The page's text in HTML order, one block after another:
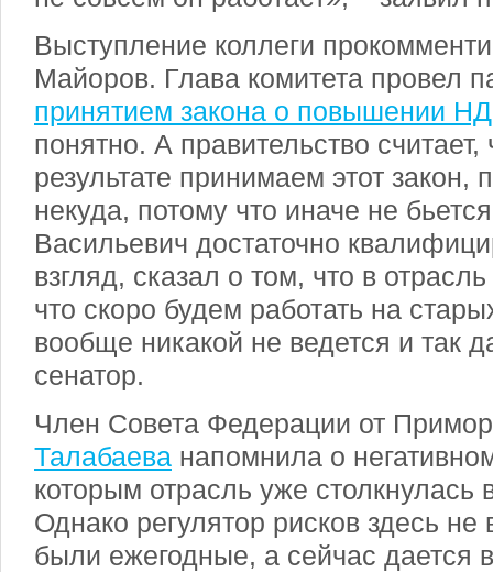
Выступление коллеги
Майоров. Глава комитета провел
принятием закона о повышении
понятно. А правительство
результате принимаем этот закон,
некуда, потому что иначе не
Васильевич достаточно
взгляд, сказал о том, что в
что скоро будем работать на
вообще никакой не ведется и так
сенатор.
Член Совета Федерации от
Талабаева напомнила о
которым отрасль уже столкнулась
Однако регулятор рисков здесь не
были ежегодные, а сейчас дается